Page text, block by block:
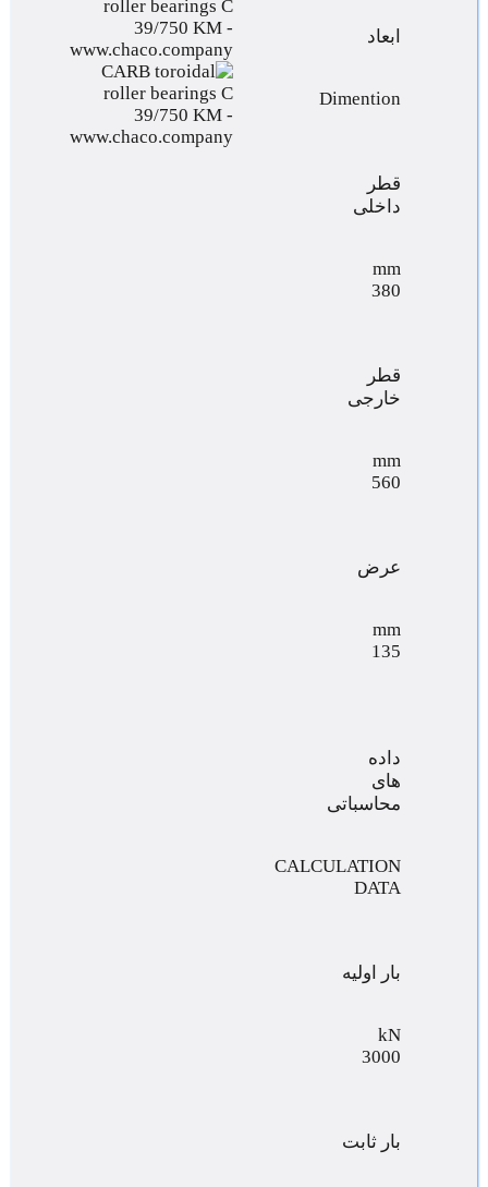
ابعاد
Dimention
قطر
داخلی
mm
380
قطر
خارجی
mm
560
عرض
mm
135
داده
های
محاسباتی
CALCULATION
DATA
بار اولیه
kN
3000
بار ثابت